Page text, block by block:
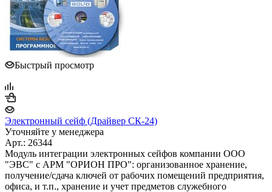
Быстрый просмотр
Электронный сейф (Драйвер СК-24)
Уточняйте у менеджера
Арт.: 26344
Модуль интеграции электронных сейфов компании ООО
"ЭВС" с АРМ "ОРИОН ПРО": организованное хранение,
получение/сдача ключей от рабочих помещений предприятия,
офиса, и т.п., хранение и учет предметов служебного